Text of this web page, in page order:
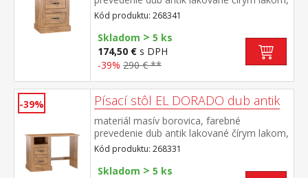
vlis drevenej štruktúry dve zásuvky súčasť
zostavy EL DORADO
Kód produktu: 268341
Skladom > 5 ks
174,50 € s DPH
-39% 290 € **
-39% Písací stôl EL DORADO dub antik
materiál masív borovica, farebné
prevedenie dub antik lakované čírym lakom,
vlis drevenej štruktúry 2 zásuvky, 1
otvorená polica súčasť zostavy EL
DORADO
Kód produktu: 268331
Skladom > 5 ks